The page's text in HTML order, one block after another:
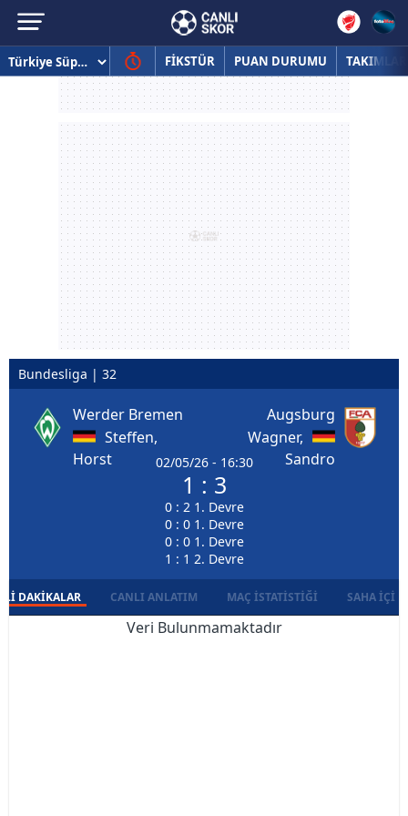
FİKSTÜR PUAN DURUMU TAKIMLAR
Bundesliga | 32
Werder Bremen
Steffen,
Horst
02/05/26 - 16:30
1 : 3
0 : 2 1. Devre
0 : 0 1. Devre
0 : 0 1. Devre
1 : 1 2. Devre
Augsburg
Wagner,
Sandro
DAKIKALAR CANLI ANLATIM MAÇ İSTATISTIĞI SAHA İÇI
Veri Bulunmamaktadır